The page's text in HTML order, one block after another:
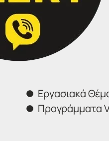
Εργασιακά
Προγράμματα